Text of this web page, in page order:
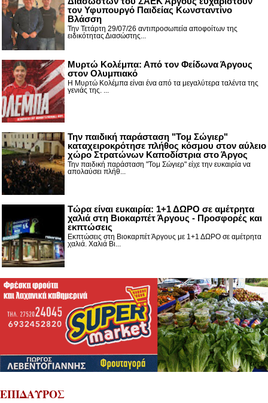
τον Υφυπουργό Παιδείας Κωνσταντίνο
Βλάσση
Την Τετάρτη 29/07/26 αντιπροσωπεία αποφοίτων της
ειδικότητας Διασώστης...
Μυρτώ Κολέμπα: Από τον Φείδωνα Άργους
στον Ολυμπιακό
Η Μυρτώ Κολέμπα είναι ένα από τα μεγαλύτερα ταλέντα της
γενιάς της. ...
Την παιδική παράσταση "Τομ Σώγιερ"
καταχειροκρότησε πλήθος κόσμου στον αύλειο
χώρο Στρατώνων Καποδίστρια στο Άργος
Την παιδική παράσταση "Τομ Σώγιερ" είχε την ευκαιρία να
απολαύσει πλήθ...
Τώρα είναι ευκαιρία: 1+1 ΔΩΡΟ σε αμέτρητα
χαλιά στη Βιοκαρπέτ Άργους - Προσφορές και
εκπτώσεις
Εκπτώσεις στη Βιοκαρπέτ Άργους με 1+1 ΔΩΡΟ σε αμέτρητα
χαλιά. Χαλιά Βι...
ΕΠΙΔΑΥΡΟΣ